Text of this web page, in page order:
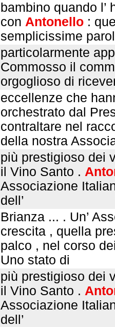
bambino quando l’
con Antonello :
semplicissime
particolarmente
Commosso il
orgoglioso di
eccellenze che
orchestrato dal
contraltare nel
della nostra
più prestigioso dei
il Vino Santo .
Associazione
dell’
Brianza ... . Un’
crescita , quella
palco , nel corso
Uno stato di
più prestigioso dei
il Vino Santo .
Associazione
dell’